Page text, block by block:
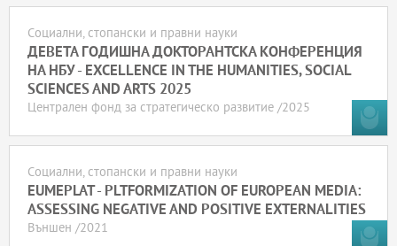
Социални, стопански и правни науки
ДЕВЕТА ГОДИШНА ДОКТОРАНТСКА КОНФЕРЕНЦИЯ
НА НБУ - EXCELLENCE IN THE HUMANITIES, SOCIAL
SCIENCES AND ARTS 2025
Централен фонд за стратегическо развитие /2025
Социални, стопански и правни науки
EUMEPLAT - PLTFORMIZATION OF EUROPEAN MEDIA:
ASSESSING NEGATIVE AND POSITIVE EXTERNALITIES
Външен /2021